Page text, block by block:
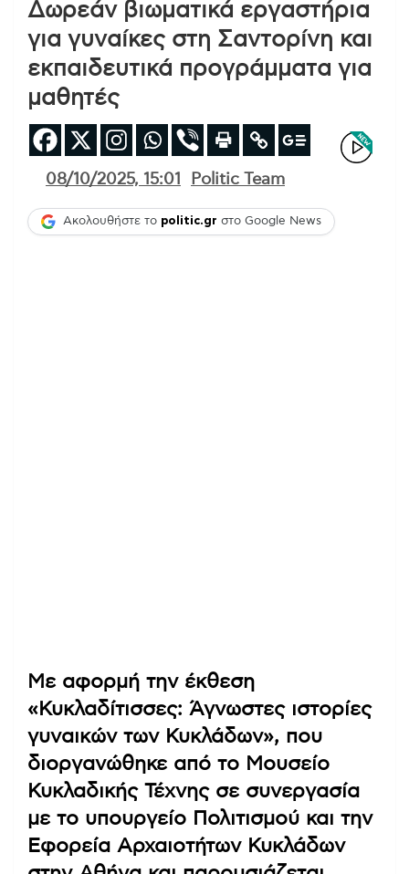
Δωρεάν βιωματικά εργαστήρια
για γυναίκες στη Σαντορίνη και
εκπαιδευτικά προγράμματα για
μαθητές
08/10/2025, 15:01 Politic Team
Ακολουθήστε το politic.gr στο Google News
Με αφορμή την έκθεση
«Κυκλαδίτισσες: Άγνωστες ιστορίες
γυναικών των Κυκλάδων», που
διοργανώθηκε από το Μουσείο
Κυκλαδικής Τέχνης σε συνεργασία
με το υπουργείο Πολιτισμού και την
Εφορεία Αρχαιοτήτων Κυκλάδων